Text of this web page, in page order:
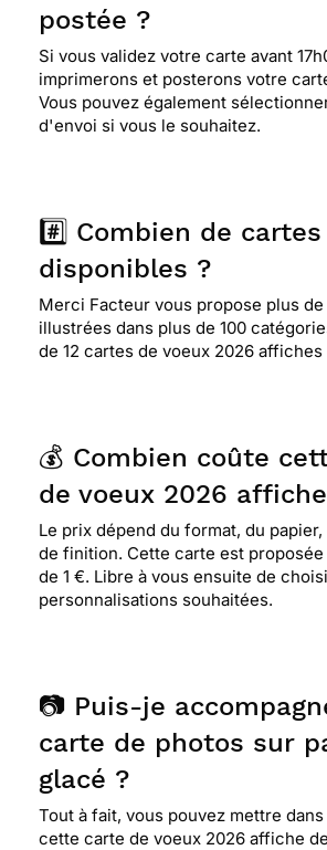
postée ?
Si vous validez votre carte avant
imprimerons et posterons votre
Vous pouvez également
d'envoi si vous le souhaitez.
#️⃣ Combien de
disponibles ?
Merci Facteur vous propose plus de
illustrées dans plus de 100
de 12 cartes de voeux 2026
💰 Combien coûte
de voeux 2026
Le prix dépend du format, du
de finition. Cette carte est
de 1 €. Libre à vous ensuite de
personnalisations souhaitées.
📷 Puis-je
carte de photos sur
glacé ?
Tout à fait, vous pouvez mettre
cette carte de voeux 2026 affiche